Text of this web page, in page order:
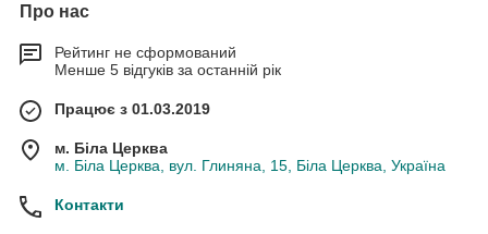
Про нас
Рейтинг не сформований
Менше 5 відгуків за останній рік
Працює з 01.03.2019
м. Біла Церква
м. Біла Церква, вул. Глиняна, 15, Біла Церква, Україна
Контакти